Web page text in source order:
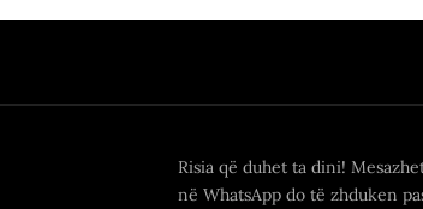
Risia që duhet ta dini!
në WhatsApp do të zhduken